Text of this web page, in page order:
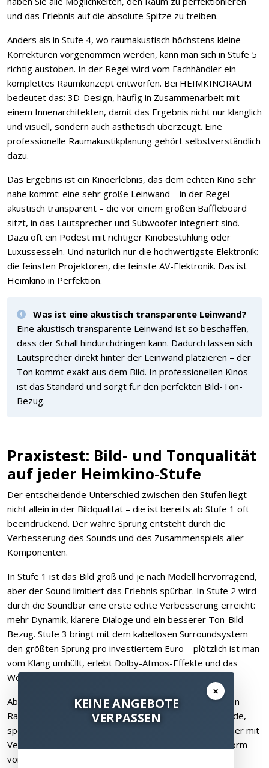
und das Erlebnis auf die absolute Spitze zu treiben.
Anders als in Stufe 4, wo raumakustisch höchstens kleine
Korrekturen vorgenommen werden, kann man sich in Stufe 5
richtig austoben. In der Regel wird vom Fachhändler ein
komplettes Raumkonzept entworfen. Bei HEIMKINORAUM
bedeutet das: 3D-Design, häufig in Zusammenarbeit mit
einem Innenarchitekten, damit das Ergebnis nicht nur klanglich
und visuell, sondern auch ästhetisch überzeugt. Eine
professionelle Raumakustikplanung gehört selbstverständlich
dazu.
Das Ergebnis ist ein Kinoerlebnis, das dem echten Kino sehr
nahe kommt: eine sehr große Leinwand – in der Regel
akustisch transparent – die vor einem großen Baffleboard
sitzt, in das Lautsprecher und Subwoofer integriert sind.
Dazu oft ein Podest mit richtiger Kinobestuhlung oder
Luxussesseln. Und natürlich nur die hochwertigste Elektronik:
die feinsten Projektoren, die feinste AV-Elektronik. Das ist
Heimkino in Perfektion.
Was ist eine akustisch transparente Leinwand?
Eine akustisch transparente Leinwand ist so beschaffen,
dass der Schall hindurchdringen kann. Dadurch lassen sich
Lautsprecher direkt hinter der Leinwand platzieren – der
Ton kommt exakt aus dem Bild. In professionellen Kinos
ist das Standard und sorgt für den perfekten Bild-Ton-
Bezug.
Praxistest: Bild- und Tonqualität
auf jeder Heimkino-Stufe
Der entscheidende Unterschied zwischen den Stufen liegt
nicht allein in der Bildqualität – die ist bereits ab Stufe 1 oft
beeindruckend. Der wahre Sprung entsteht durch die
Verbesserung des Sounds und des Zusammenspiels aller
Komponenten.
In Stufe 1 ist das Bild groß und je nach Modell hervorragend,
aber der Sound limitiert das Erlebnis spürbar. In Stufe 2 wird
durch die Soundbar eine erste echte Verbesserung erreicht:
mehr Dynamik, klarere Dialoge und ein besserer Ton-Bild-
Bezug. Stufe 3 bringt mit dem kabellosen Surroundsystem
den größten Sprung pro investiertem Euro – plötzlich ist man
vom Klang umhüllt, erlebt Dolby-Atmos-Effekte und das
Wohnzimmer wird zum Kino.
Ab Stufe 4 wird dann jede einzelne Komponente auf den
Raum abgestimmt. Hier kommen Hochkontrastleinwände,
spezialisierte Projektoren und hochwertige Lautsprecher mit
Verkabelung zum Einsatz. Die Tonqualität profitiert enorm
von richtigen Lautsprechern gegenüber kabellosen
×
KEINE ANGEBOTE
VERPASSEN